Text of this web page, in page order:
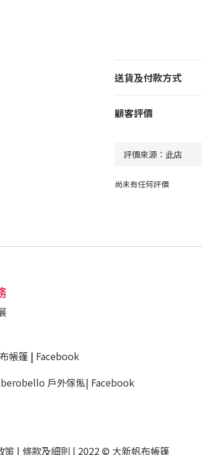
送貨及付款方式
顧客評價
尚未有任何評價
帳篷 | Facebook
戶外傢俬| Facebook
策 | 條款及細則 | 2022 © 大新帆布帳篷